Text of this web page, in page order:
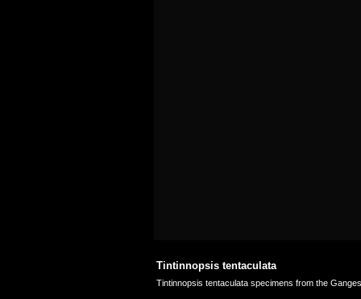
Tintinnopsis tentaculata
Tintinnopsis tentaculata specimens from the